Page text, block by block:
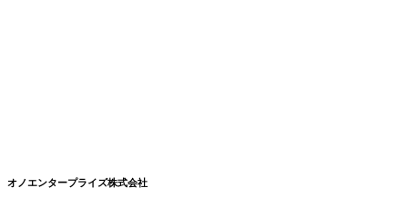
オノエンタープライズ株式会社